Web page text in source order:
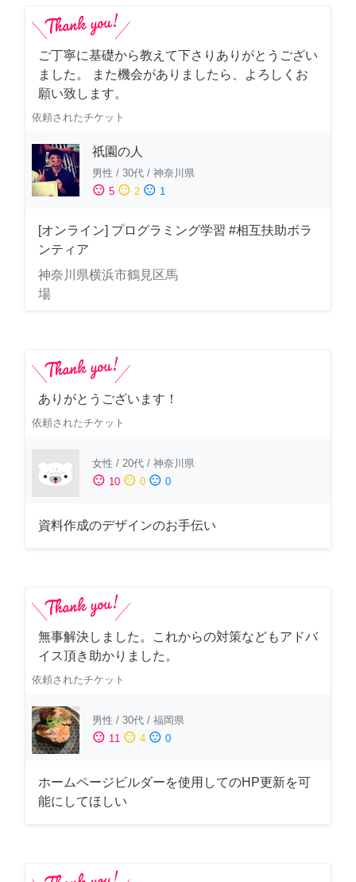
ご丁寧に基礎から教えて下さりありがとうござい
ました。 また機会がありましたら、よろしくお
願い致します。
依頼されたチケット
祇園の人
男性 / 30代 / 神奈川県
sentiment_satisfied 5 sentiment_neutral 2 sentiment_dissatisfied 1
[オンライン] プログラミング学習 #相互扶助ボラ
ンティア
神奈川県横浜市鶴見区馬
場
ありがとうございます！
依頼されたチケット
女性 / 20代 / 神奈川県
sentiment_satisfied 10 sentiment_neutral 0 sentiment_dissatisfied 0
資料作成のデザインのお手伝い
無事解決しました。これからの対策などもアドバ
イス頂き助かりました。
依頼されたチケット
男性 / 30代 / 福岡県
sentiment_satisfied 11 sentiment_neutral 4 sentiment_dissatisfied 0
ホームページビルダーを使用してのHP更新を可
能にしてほしい